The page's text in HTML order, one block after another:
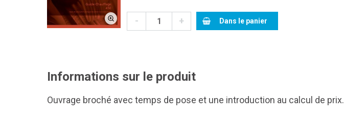
- + Dans le panier
Informations sur le produit
Ouvrage broché avec temps de pose et une introduction au calcul de prix.